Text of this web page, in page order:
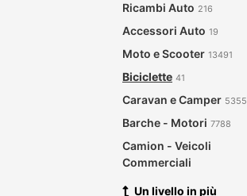
Ricambi Auto 216
Accessori Auto 19
Moto e Scooter 13491
Biciclette 41
Caravan e Camper 5355
Barche - Motori 7788
Camion - Veicoli
Commerciali
Un livello in più